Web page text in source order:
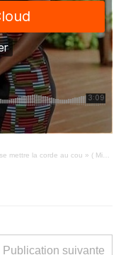
la corde au cou » ( MiniMag 17/8/21)
Publication suivante